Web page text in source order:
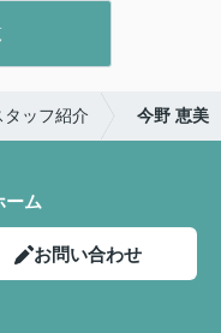
タッフ紹介 今野 恵美
ーム
お問い合わせ